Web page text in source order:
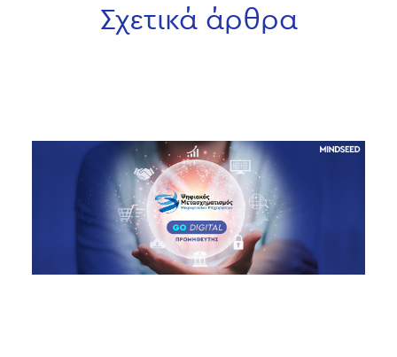
Σχετικά άρθρα